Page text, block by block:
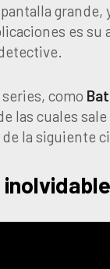
es su
como
las cuales
la siguiente